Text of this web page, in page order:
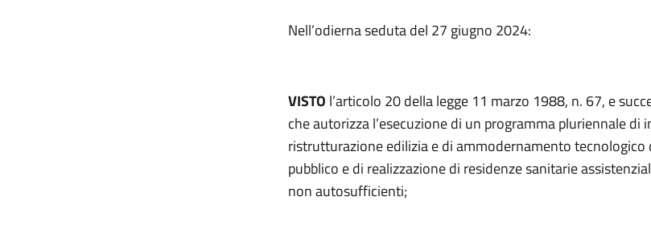
Nell’odierna seduta del 27 giugno 2024:
VISTO l’articolo 20 della legge 11 marzo 1988, n. 67, e
che autorizza l’esecuzione di un programma pluriennale di
ristrutturazione edilizia e di ammodernamento
pubblico e di realizzazione di residenze sanitarie
non autosufficienti;